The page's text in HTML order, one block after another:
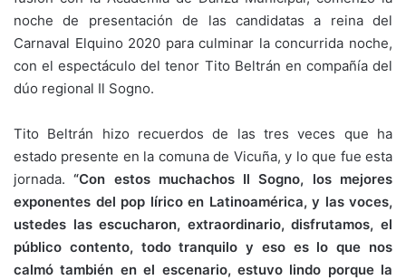
noche de presentación de las candidatas a reina del
Carnaval Elquino 2020 para culminar la concurrida noche,
con el espectáculo del tenor Tito Beltrán en compañía del
dúo regional Il Sogno.
Tito Beltrán hizo recuerdos de las tres veces que ha
estado presente en la comuna de Vicuña, y lo que fue esta
jornada.“Con estos muchachos Il Sogno, los mejores
exponentes del pop lírico en Latinoamérica, y las voces,
ustedes las escucharon, extraordinario, disfrutamos, el
público contento, todo tranquilo y eso es lo que nos
calmó también en el escenario, estuvo lindo porque la